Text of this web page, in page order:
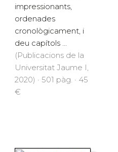
impressionants,
ordenades
cronològicament, i
deu capítols ...
(Publicacions de la
Universitat Jaume I,
2020) · 501 pàg. · 45
€